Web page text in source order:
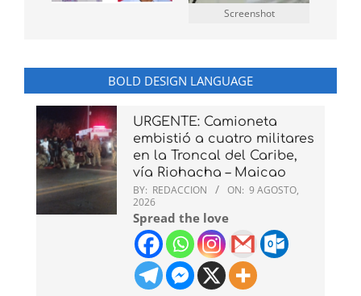
Screenshot
BOLD DESIGN LANGUAGE
URGENTE: Camioneta
embistió a cuatro militares
en la Troncal del Caribe,
vía Riohacha – Maicao
BY: REDACCION ON: 9 AGOSTO,
2026
Spread the love